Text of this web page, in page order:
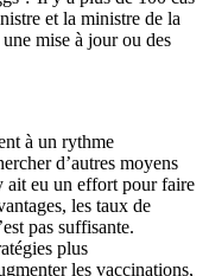
et la ministre de la
mise à jour ou des
à un rythme
d’autres moyens
ait eu un effort pour faire
les taux de
pas suffisante.
plus
les vaccinations,